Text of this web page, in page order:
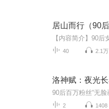
居山而行（90
40 2.1万
洛神赋：夜光
90后百万粉丝“无
2 1408